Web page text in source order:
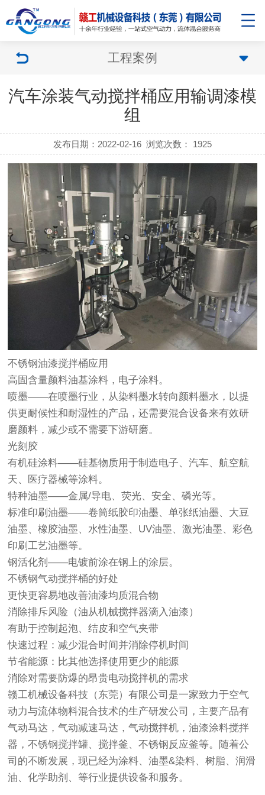
工程案例
汽车涂装气动搅拌桶应用输调漆模
组
发布日期：2022-02-16 浏览次数： 1925
不锈钢油漆搅拌桶应用
高固含量颜料油基涂料，电子涂料。
喷墨——在喷墨行业，从染料墨水转向颜料墨水，以提
供更耐候性和耐湿性的产品，还需要混合设备来有效研
磨颜料，减少或不需要下游研磨。
光刻胶
有机硅涂料——硅基物质用于制造电子、汽车、航空航
天、医疗器械等涂料。
特种油墨——金属/导电、荧光、安全、磷光等。
标准印刷油墨——卷筒纸胶印油墨、单张纸油墨、大豆
油墨、橡胶油墨、水性油墨、UV油墨、激光油墨、彩色
印刷工艺油墨等。
钢活化剂——电镀前涂在钢上的涂层。
不锈钢气动搅拌桶的好处
更快更容易地改善油漆均质混合物
消除排斥风险（油从机械搅拌器滴入油漆）
有助于控制起泡、结皮和空气夹带
快速过程：减少混合时间并消除停机时间
节省能源：比其他选择使用更少的能源
消除对需要防爆的昂贵电动搅拌机的需求
赣工机械设备科技（东莞）有限公司是一家致力于空气
动力与流体物料混合技术的生产研发公司，主要产品有
气动马达，气动减速马达，气动搅拌机，油漆涂料搅拌
器，不锈钢搅拌罐、搅拌釜、不锈钢反应釜等。随着公
司的不断发展，现已经为涂料、油墨&染料、树脂、润滑
油、化学助剂、等行业提供设备和服务。